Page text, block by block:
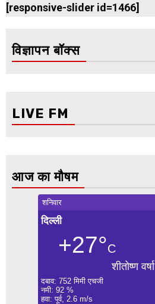
[responsive-slider id=1466]
विज्ञापन बॉक्स
LIVE FM
आज का मौषम
शनिवार
दिल्ली
+27°C
शीतोष्ण वर्षा
दबाव: 752 मिमी एचजी
नमी: 92 %
हवा: पूर्व, 2.6 m/s